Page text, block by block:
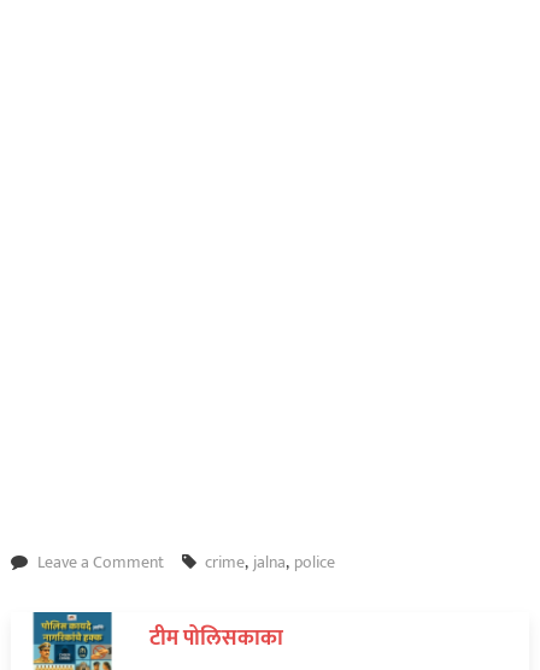
Leave a Commenton
एसपी
crime,jalna, police
टीम पोलिसकाका